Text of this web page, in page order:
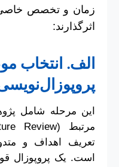
زمان و تخصص خاصی
اثرگذارند:
الف. انتخاب
این مرحله شامل
تعریف اهداف و
است. یک پروپوزال